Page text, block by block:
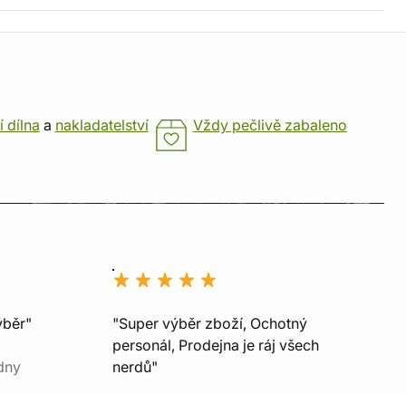
dílna a nakladatelství Vždy pečlivě zabaleno
"Super výběr zboží, Ochotný
personál, Prodejna je ráj všech
nerdů"